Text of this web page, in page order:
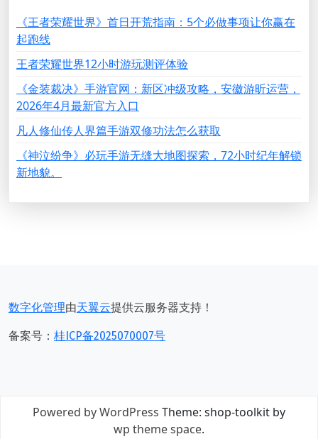
《王者荣耀世界》首日开荒指南：5个必做事项让你赢在
起跑线
王者荣耀世界12小时游玩测评体验
《金装裁决》手游官网：新区冲级攻略，安徽游昕运营，
2026年4月最新官方入口
凡人修仙传人界篇手游双修功法怎么获取
《神泣纷争》必玩手游无缝大地图探索，72小时纪年解锁
新地貌。
数字化管理由天翼云提供云服务器支持！
备案号： 桂ICP备2025070007号
Powered by WordPress Theme: shop-toolkit by
wp theme space.